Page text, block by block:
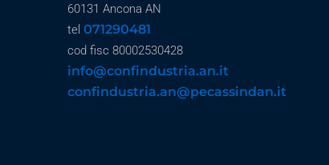
60131 Ancona AN
tel 071290481
cod fisc 80002530428
info@confindustria.an.it
confindustria.an@pecassindan.it